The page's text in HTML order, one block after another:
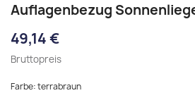
Auflagenbezug
49,14 €
Bruttopreis
Farbe: terrabraun